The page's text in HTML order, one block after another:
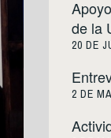
de la
20 DE
2 DE